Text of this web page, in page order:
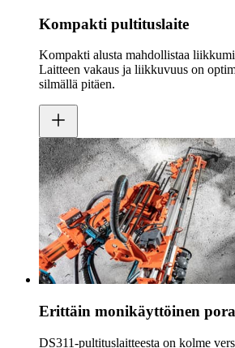
Kompakti pultituslaite
Kompakti alusta mahdollistaa
Laitteen vakaus ja liikkuvuus on
silmällä pitäen.
Erittäin monikäyttöinen
DS311-pultituslaitteesta on kolme